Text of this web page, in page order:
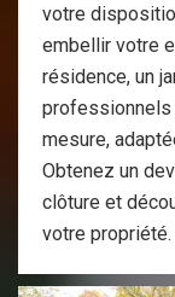
votre
embellir votre
résidence, un
professionnels
mesure,
Obtenez un
clôture et
votre propriété.